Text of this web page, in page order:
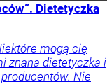
Dietetyczka
mogą cię
znana dietetyczka i
Nie